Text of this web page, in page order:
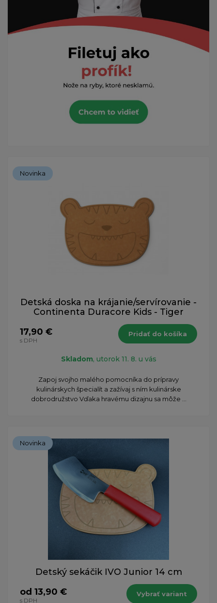
Novinka
Detská doska na krájanie/servírovanie -
Continenta Duracore Kids - Tiger
17,90 €
s DPH
Pridať do košíka
Skladom, utorok 11. 8. u vás
Zapoj svojho malého pomocníka do prípravy
kulinárskych špecialít a zažívaj s ním kulinárske
dobrodružstvo Vďaka hravému dizajnu sa môže ...
Novinka
Detský sekáčik IVO Junior 14 cm
od 13,90 €
s DPH
Vybrať variant